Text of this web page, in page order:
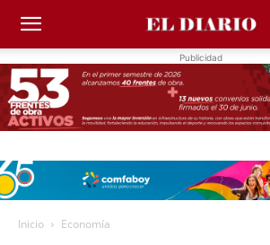
Publicidad
Inicio Economía